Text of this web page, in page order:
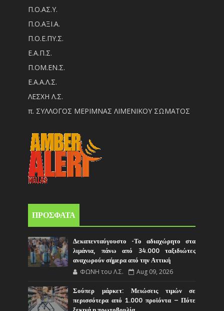
Π.Ο.ΑΣ.Υ.
Π.Ο.ΑΞΙ.Α.
Π.Ο.Ε.ΠΥ.Σ.
Ε.Α.Π.Σ.
Π.ΟM.EN.Σ.
Ε.Α.Α.Λ.Σ.
ΛΕΣΧΗ Λ.Σ.
π. ΣΥΛΛΟΓΟΣ ΜΕΡΙΜΝΑΣ ΛΙΜΕΝΙΚΟΥ ΣΩΜΑΤΟΣ
ΠΡΟΣΦΑΤΑ
Δεκαπενταύγουστο -Το αδιαχώρητο στα
λιμάνια, πάνω από 34.000 ταξιδιώτες
αναχωρούν σήμερα από την Αττική
ΦΩΝΗ του Λ.Σ. Aug 09, 2026
Σούπερ μάρκετ: Μειώσεις τιμών σε
περισσότερα από 1.000 προϊόντα – Πότε